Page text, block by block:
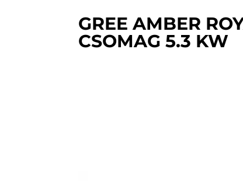
GREE AMBER
CSOMAG 5.3 KW